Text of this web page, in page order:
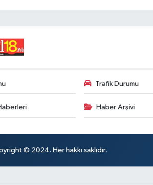
Trafik Durumu
Haber Arşivi
© 2024. Her hakkı saklıdır.